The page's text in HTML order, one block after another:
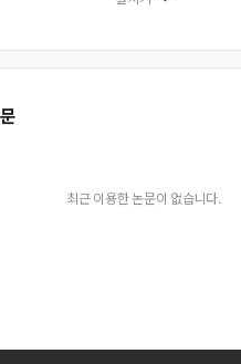
를 이용한 Ru 박막의 식각특성
위한 다층 연성기판의 제조
피 공정을 이용한 초고주파용 Band Pass
산유리 제조 및 결정특성평가
최근 이용한 논문이 없습니다.